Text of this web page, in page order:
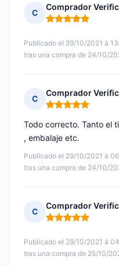
C
Comprador
Nota: 5 de 5
Publicado el 29/10/2021 à
tras una compra de 24/10/
C
Comprador
Nota: 5 de 5
Publicado el 29/10/2021 à
tras una compra de 24/10/
Todo correcto. Tanto el
, embalaje etc.
C
Comprador
Nota: 5 de 5
Publicado el 29/10/2021 à
tras una compra de 25/10/